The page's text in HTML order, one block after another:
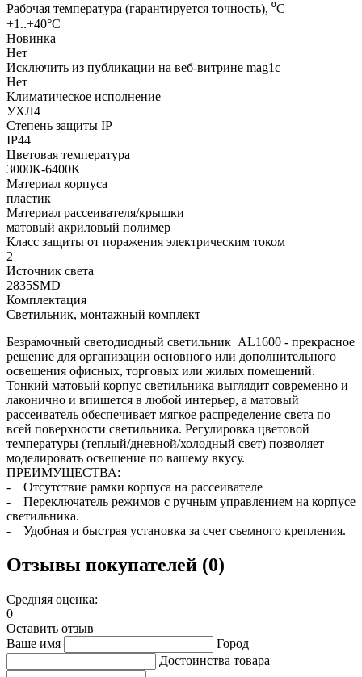
Рабочая температура (гарантируется точность), ⁰С
+1..+40°C
Новинка
Нет
Исключить из публикации на веб-витрине mag1c
Нет
Климатическое исполнение
УХЛ4
Степень защиты IP
IP44
Цветовая температура
3000К-6400K
Материал корпуса
пластик
Материал рассеивателя/крышки
матовый акриловый полимер
Класс защиты от поражения электрическим током
2
Источник света
2835SMD
Комплектация
Светильник, монтажный комплект
Безрамочный светодиодный светильник AL1600 - прекрасное
решение для организации основного или дополнительного
освещения офисных, торговых или жилых помещений.
Тонкий матовый корпус светильника выглядит современно и
лаконично и впишется в любой интерьер, а матовый
рассеиватель обеспечивает мягкое распределение света по
всей поверхности светильника. Регулировка цветовой
температуры (теплый/дневной/холодный свет) позволяет
моделировать освещение по вашему вкусу.
ПРЕИМУЩЕСТВА:
- Отсутствие рамки корпуса на рассеивателе
- Переключатель режимов с ручным управлением на корпусе
светильника.
- Удобная и быстрая установка за счет съемного крепления.
Отзывы покупателей (0)
Средняя оценка:
0
Оставить отзыв
Ваше имя
Город
Достоинства товара